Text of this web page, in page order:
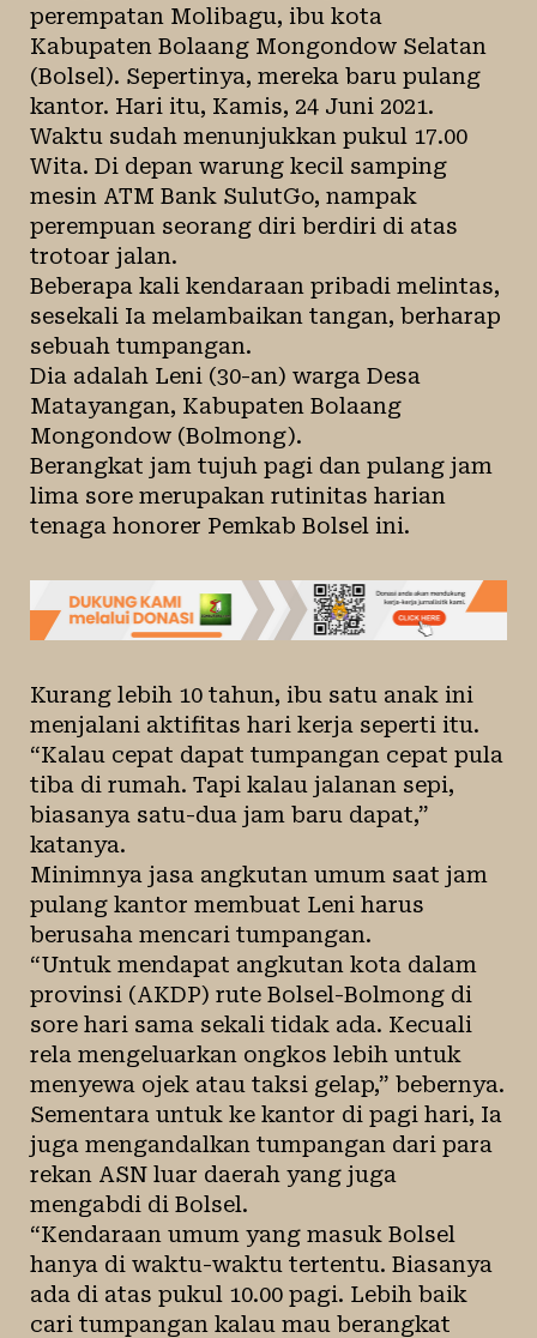
perempatan Molibagu, ibu kota
Kabupaten Bolaang Mongondow Selatan
(Bolsel). Sepertinya, mereka baru pulang
kantor. Hari itu, Kamis, 24 Juni 2021.
Waktu sudah menunjukkan pukul 17.00
Wita. Di depan warung kecil samping
mesin ATM Bank SulutGo, nampak
perempuan seorang diri berdiri di atas
trotoar jalan.
Beberapa kali kendaraan pribadi melintas,
sesekali Ia melambaikan tangan, berharap
sebuah tumpangan.
Dia adalah Leni (30-an) warga Desa
Matayangan, Kabupaten Bolaang
Mongondow (Bolmong).
Berangkat jam tujuh pagi dan pulang jam
lima sore merupakan rutinitas harian
tenaga honorer Pemkab Bolsel ini.
Kurang lebih 10 tahun, ibu satu anak ini
menjalani aktifitas hari kerja seperti itu.
“Kalau cepat dapat tumpangan cepat pula
tiba di rumah. Tapi kalau jalanan sepi,
biasanya satu-dua jam baru dapat,”
katanya.
Minimnya jasa angkutan umum saat jam
pulang kantor membuat Leni harus
berusaha mencari tumpangan.
“Untuk mendapat angkutan kota dalam
provinsi (AKDP) rute Bolsel-Bolmong di
sore hari sama sekali tidak ada. Kecuali
rela mengeluarkan ongkos lebih untuk
menyewa ojek atau taksi gelap,” bebernya.
Sementara untuk ke kantor di pagi hari, Ia
juga mengandalkan tumpangan dari para
rekan ASN luar daerah yang juga
mengabdi di Bolsel.
“Kendaraan umum yang masuk Bolsel
hanya di waktu-waktu tertentu. Biasanya
ada di atas pukul 10.00 pagi. Lebih baik
cari tumpangan kalau mau berangkat